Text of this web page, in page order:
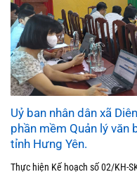
Uỷ ban nhân dân xã
phần mềm Quản lý văn
tỉnh Hưng Yên.
Thực hiện Kế hoạch số 02/KH-